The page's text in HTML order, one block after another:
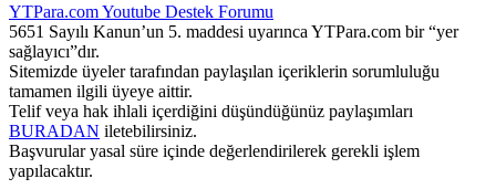
YTPara.comYoutube Destek Forumu
5651 Sayılı Kanun’un 5. maddesi uyarınca YTPara.com bir “yer
sağlayıcı”dır.
Sitemizde üyeler tarafından paylaşılan içeriklerin sorumluluğu
tamamen ilgili üyeye aittir.
Telif veya hak ihlali içerdiğini düşündüğünüz paylaşımları
BURADAN iletebilirsiniz.
Başvurular yasal süre içinde değerlendirilerek gerekli işlem
yapılacaktır.